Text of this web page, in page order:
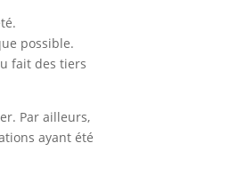
possible.
fait des tiers
Par ailleurs,
ayant été